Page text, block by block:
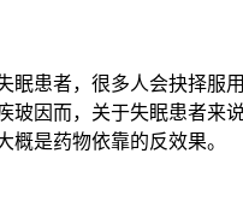
患者，很多人会抉择服用
玻因而，关于失眠患者来
概是药物依靠的反效果。